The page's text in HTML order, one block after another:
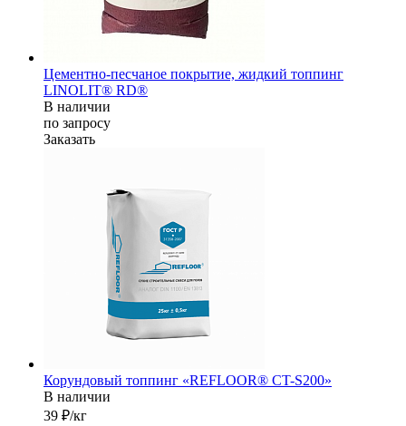
Цементно-песчаное покрытие, жидкий топпинг
LINOLIT® RD®
В наличии
по запросу
Заказать
Корундовый топпинг «REFLOOR® CT-S200»
В наличии
39 ₽/кг